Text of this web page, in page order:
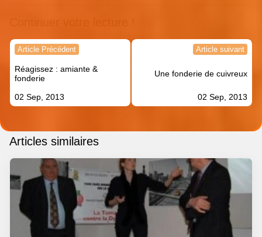
Navigation
l’article
Article Précédent
Réagissez : amiante &
fonderie
02 Sep, 2013
Article suivant
Une fonderie de cuivreux
02 Sep, 2013
Articles similaires